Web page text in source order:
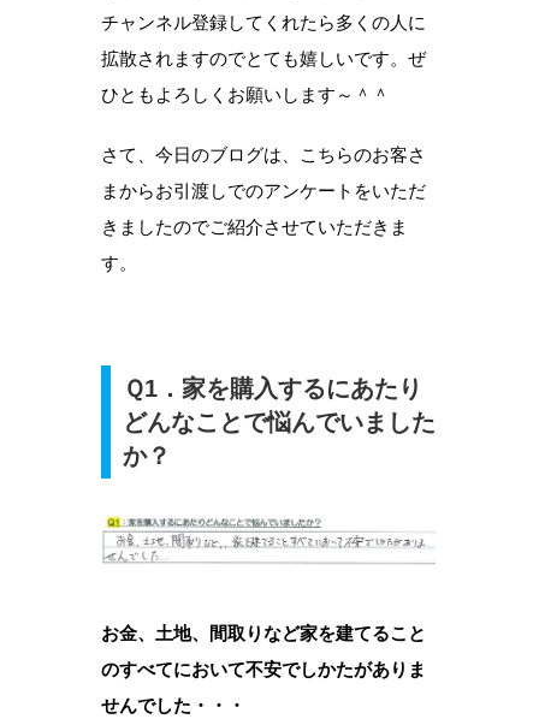
チャンネル登録してくれたら多くの人に
拡散されますのでとても嬉しいです。ぜ
ひともよろしくお願いします～＾＾
さて、今日のブログは、こちらのお客さ
まからお引渡しでのアンケートをいただ
きましたのでご紹介させていただきま
す。
Ｑ1．家を購入するにあたり
どんなことで悩んでいました
か？
お金、土地、間取りなど家を建てること
のすべてにおいて不安でしかたがありま
せんでした・・・